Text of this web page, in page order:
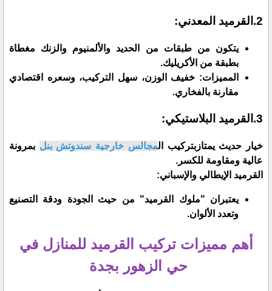
2.​القرميد المعدني:
​يتكون من طبقات من الحديد والألمنيوم والزنك مغطاة
بطبقة من الأكريليك.
​المميزات: خفيف الوزن، سهل التركيب، وسعره اقتصادي
مقارنة بالفخاري.
3.​القرميد البلاستيكي:
​خيار حديث يمتازبتركيب المجالس خارجية سندوتش بنل بمرونة
عالية ومقاومة للكسر.
​القرميد الإيطالي والإسباني:
​يعتبران "ملوك القرميد" من حيث الجودة ودقة التصنيع
وتعدد الألوان.
​أهم مميزات تركيب القرميد للمنازل في
حي الزهور بجدة